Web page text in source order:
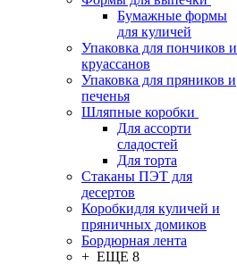
Бумажные формы
для куличей
Упаковка для пончиков и
круассанов
Упаковка для пряников и
печенья
Шляпные коробки
Для ассорти
сладостей
Для торта
Стаканы ПЭТ для
десертов
Коробкидля куличей и
пряничных домиков
Бордюрная лента
+ ЕЩЕ 8